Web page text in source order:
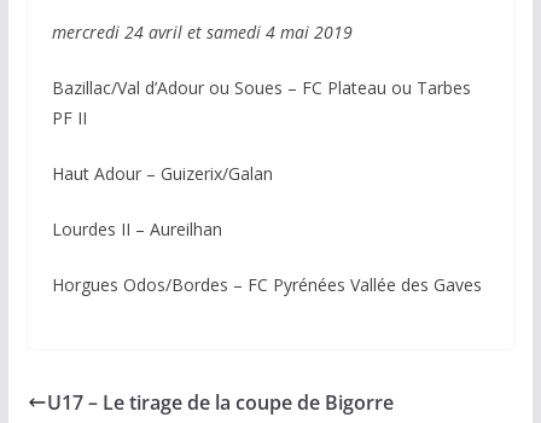
mercredi 24 avril et samedi 4 mai 2019
Bazillac/Val d’Adour ou Soues – FC Plateau ou Tarbes
PF II
Haut Adour – Guizerix/Galan
Lourdes II – Aureilhan
Horgues Odos/Bordes – FC Pyrénées Vallée des Gaves
U17 – Le tirage de la coupe de Bigorre